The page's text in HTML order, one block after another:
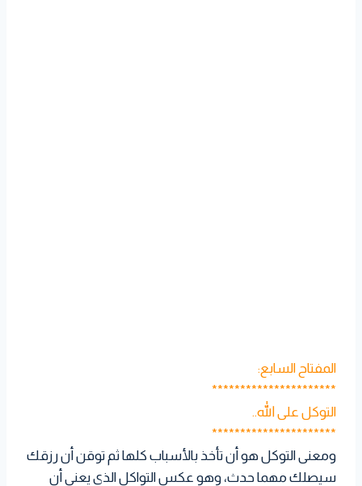
المفتاح السابع:
**********************
التوكل على الله..
**********************
ومعنى التوكل هو أن تأخذ بالأسباب كلها ثم توقن أن رزقك
سيصلك مهما حدث، وهو عكس التواكل الذي يعني أن